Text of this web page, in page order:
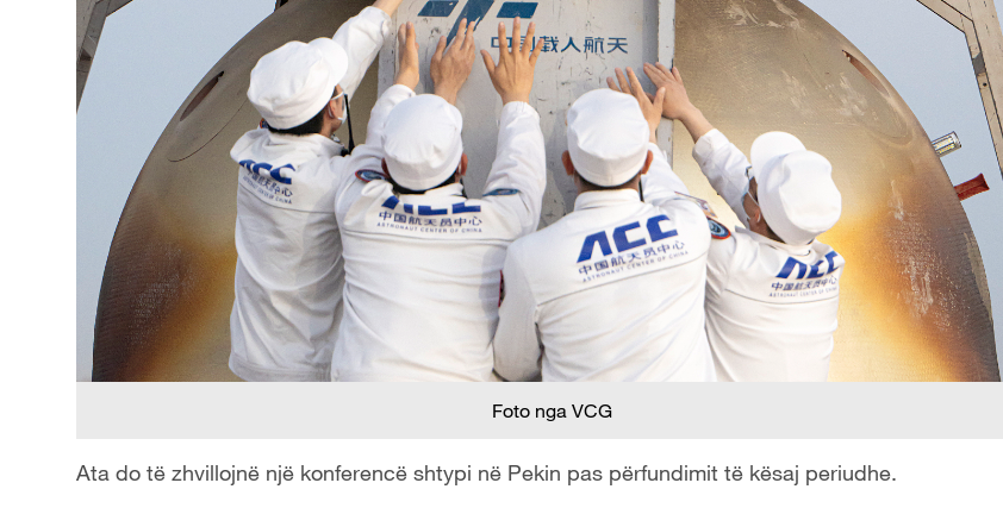
Foto nga VCG
Ata do të zhvillojnë një konferencë shtypi në Pekin pas përfundimit të kësaj periudhe.